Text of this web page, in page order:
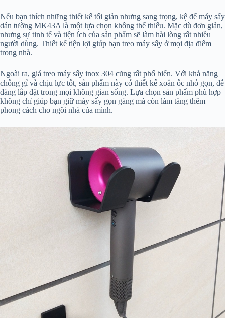
Nếu bạn thích những thiết kế tối giản nhưng sang trọng, kệ để máy sấy
dán tường MK43A là một lựa chọn không thể thiếu. Mặc dù đơn giản,
nhưng sự tinh tế và tiện ích của sản phẩm sẽ làm hài lòng rất nhiều
người dùng. Thiết kế tiện lợi giúp bạn treo máy sấy ở mọi địa điểm
trong nhà.
Ngoài ra, giá treo máy sấy inox 304 cũng rất phổ biến. Với khả năng
chống gỉ và chịu lực tốt, sản phẩm này có thiết kế xoắn ốc nhỏ gọn, dễ
dàng lắp đặt trong mọi không gian sống. Lựa chọn sản phẩm phù hợp
không chỉ giúp bạn giữ máy sấy gọn gàng mà còn làm tăng thêm
phong cách cho ngôi nhà của mình.